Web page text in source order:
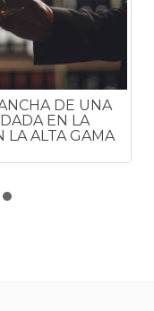
DE UNA
EN LA
LA ALTA GAMA